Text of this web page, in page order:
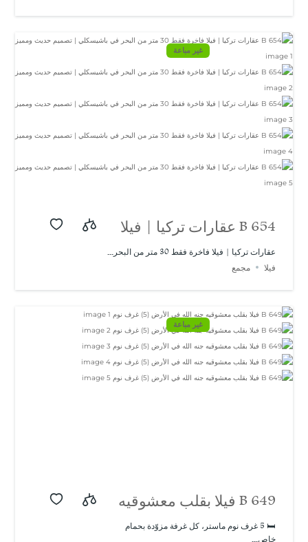
غير مباعة
B 654 عقارات تركيا | فيلا
فاخرة فقط 30 متر من
البحر في باشيسكلي |
تصميم حديث ومميز
عقارات تركيا | فيلا فاخرة فقط 30 متر من البحر...
فيلا
مجمع
غير مباعة
B 649 فيلا بقلب معشوقيه
جنه الله في الأرض (5)
🛏️ 5 غرف نوم ماستر، كل غرفة مزوّدة بحمام
خاص...